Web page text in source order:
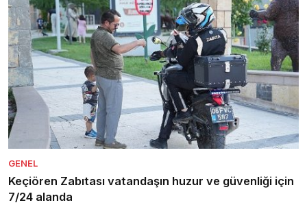
GENEL
Keçiören Zabıtası vatandaşın huzur ve güvenliği için
7/24 alanda